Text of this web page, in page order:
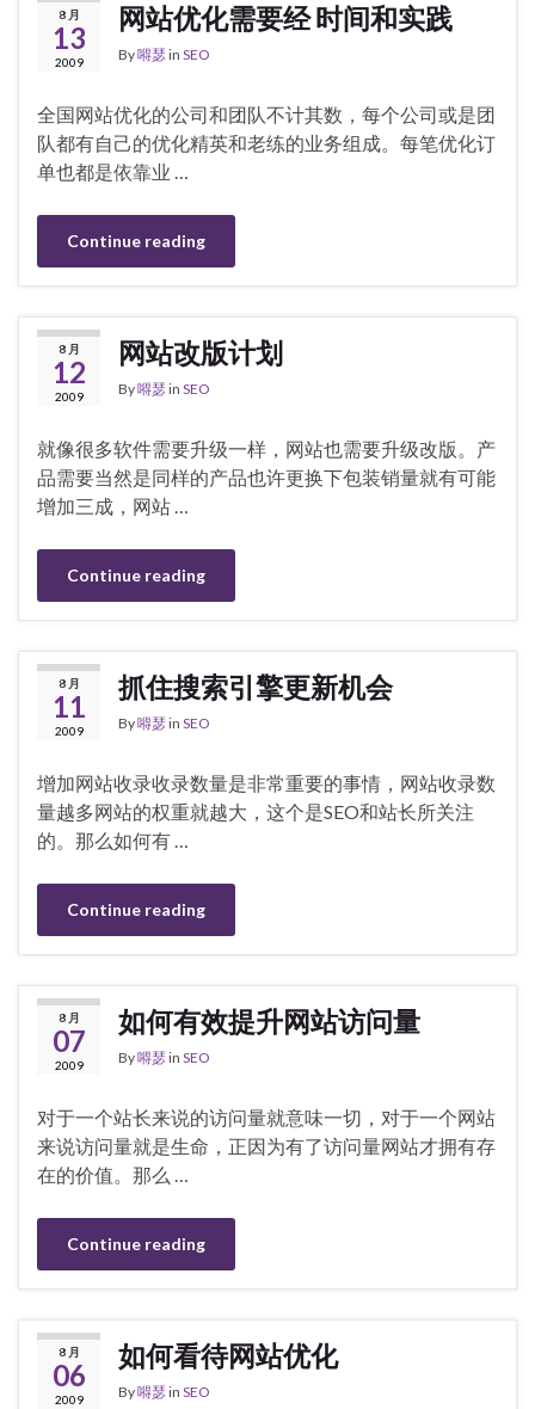
8 月
13
2009
网站优化需要经 时间和实践
By嘚瑟 in SEO
全国网站优化的公司和团队不计其数，每个公司或是团
队都有自己的优化精英和老练的业务组成。每笔优化订
单也都是依靠业 …
Continue reading
8 月
12
2009
网站改版计划
By嘚瑟 in SEO
就像很多软件需要升级一样，网站也需要升级改版。产
品需要当然是同样的产品也许更换下包装销量就有可能
增加三成，网站 …
Continue reading
8 月
11
2009
抓住搜索引擎更新机会
By嘚瑟 in SEO
增加网站收录收录数量是非常重要的事情，网站收录数
量越多网站的权重就越大，这个是SEO和站长所关注
的。那么如何有 …
Continue reading
8 月
07
2009
如何有效提升网站访问量
By嘚瑟 in SEO
对于一个站长来说的访问量就意味一切，对于一个网站
来说访问量就是生命，正因为有了访问量网站才拥有存
在的价值。那么 …
Continue reading
8 月
06
2009
如何看待网站优化
By嘚瑟 in SEO